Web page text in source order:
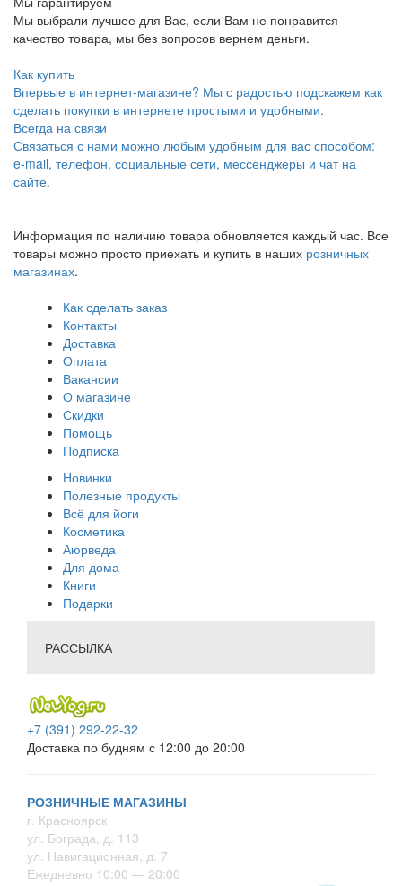
Мы выбрали лучшее для Вас, если Вам не понравится
качество товара, мы без вопросов вернем деньги.
Как купить
Впервые в интернет-магазине? Мы с радостью подскажем как
сделать покупки в интернете простыми и удобными.
Всегда на связи
Связаться с нами можно любым удобным для вас способом:
e-mail, телефон, социальные сети, мессенджеры и чат на
сайте.
Информация по наличию товара обновляется каждый час. Все
товары можно просто приехать и купить в наших розничных
магазинах.
Как сделать заказ
Контакты
Доставка
Оплата
Вакансии
О магазине
Скидки
Помощь
Подписка
Новинки
Полезные продукты
Всё для йоги
Косметика
Аюрведа
Для дома
Книги
Подарки
РАССЫЛКА
+7 (391) 292-22-32
Доставка по будням с 12:00 до 20:00
РОЗНИЧНЫЕ МАГАЗИНЫ
г. Красноярск
ул. Бограда, д. 113
ул. Навигационная, д. 7
Ежедневно 10:00 — 20:00